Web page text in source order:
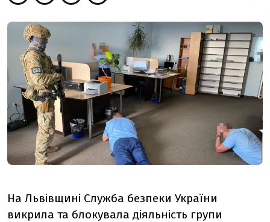
На Львівщині Служба безпеки України
викрила та блокувала діяльність групи